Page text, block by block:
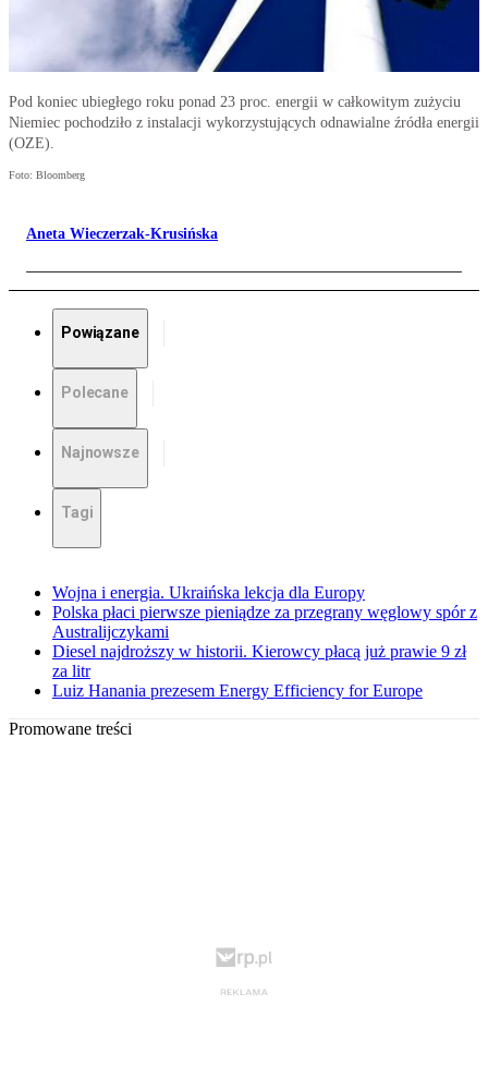
Pod koniec ubiegłego roku ponad 23 proc. energii w całkowitym zużyciu
Niemiec pochodziło z instalacji wykorzystujących odnawialne źródła energii
(OZE).
Foto: Bloomberg
Aneta Wieczerzak-Krusińska
Powiązane
Polecane
Najnowsze
Tagi
Wojna i energia. Ukraińska lekcja dla Europy
Polska płaci pierwsze pieniądze za przegrany węglowy spór z
Australijczykami
Diesel najdroższy w historii. Kierowcy płacą już prawie 9 zł
za litr
Luiz Hanania prezesem Energy Efficiency for Europe
Promowane treści